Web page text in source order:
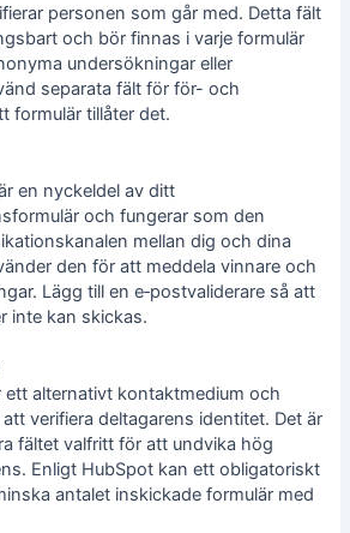
personen som går med. Detta fält
och bör finnas i varje formulär
undersökningar eller
separata fält för för- och
formulär tillåter det.
en nyckeldel av ditt
och fungerar som den
mellan dig och dina
den för att meddela vinnare och
Lägg till en e‑postvaliderare så att
inte kan skickas.
ett alternativt kontaktmedium och
verifiera deltagarens identitet. Det är
fältet valfritt för att undvika hög
Enligt HubSpot kan ett obligatoriskt
antalet inskickade formulär med